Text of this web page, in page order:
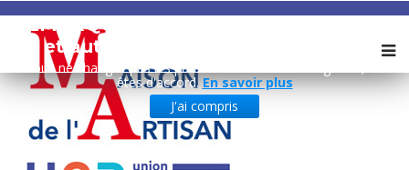
REMARQUE ! Ce site utilise des cookies
et autres technologies similaires.
Si vous ne changez pas les paramètres de votre navigateur, vous
êtes d'accord.En savoir plus
J'ai compris